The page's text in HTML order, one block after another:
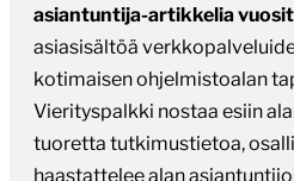
asiantuntija-artikkelia
asiasisältöä
kotimaisen ohjelmistoalan
Vierityspalkki nostaa esiin
tuoretta tutkimustietoa,
haastattelee alan